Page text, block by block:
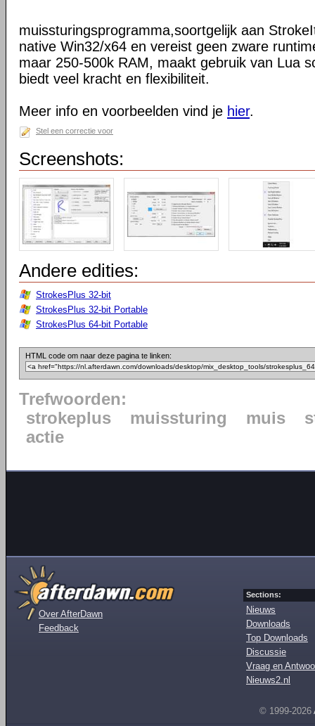
muissturingsprogramma,soortgelijk aan
native Win32/x64 en vereist geen zware
maar 250-500k RAM, maakt gebruik van Lua
biedt veel kracht en flexibiliteit.
Meer info en voorbeelden vind je hier.
Stel een correctie voor
Screenshots:
Andere edities:
StrokesPlus 32-bit
StrokesPlus 32-bit Portable
StrokesPlus 64-bit Portable
HTML code om naar deze pagina te linken:
Trefwoorden:
strokeplus
muissturing muis
actie
Over AfterDawn
Feedback
Sections:
Nieuws
Downloads
Top Downloads
Discussie
Vraag en
Nieuws2.nl
© 1999-2026